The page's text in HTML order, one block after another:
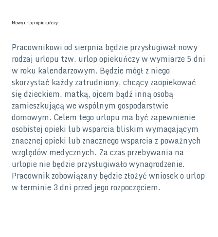
Nowy urlop opiekuńczy
Pracownikowi od sierpnia będzie przysługiwał nowy
rodzaj urlopu tzw. urlop opiekuńczy w wymiarze 5 dni
w roku kalendarzowym. Będzie mógł z niego
skorzystać każdy zatrudniony, chcący zaopiekować
się dzieckiem, matką, ojcem bądź inną osobą
zamieszkującą we wspólnym gospodarstwie
domowym. Celem tego urlopu ma być zapewnienie
osobistej opieki lub wsparcia bliskim wymagającym
znacznej opieki lub znacznego wsparcia z poważnych
względów medycznych. Za czas przebywania na
urlopie nie będzie przysługiwało wynagrodzenie.
Pracownik zobowiązany będzie złożyć wniosek o urlop
w terminie 3 dni przed jego rozpoczęciem.